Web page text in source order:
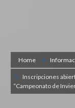
Home
Inscripciones
“Campeonato de